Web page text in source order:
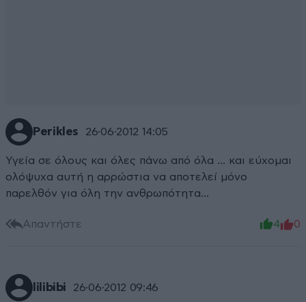
Perikles 26·06·2012 14:05
Υγεία σε όλους και όλες πάνω από όλα ... και εύχομαι
ολόψυχα αυτή η αρρώστια να αποτελεί μόνο
παρελθόν για όλη την ανθρωπότητα...
Απαντήστε 4 0
lilibibi 26·06·2012 09:46